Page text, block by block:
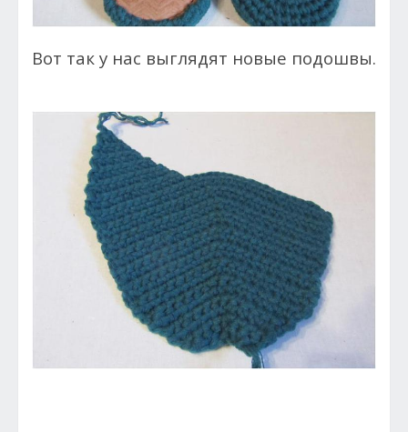
Вот так у нас выглядят новые подошвы.